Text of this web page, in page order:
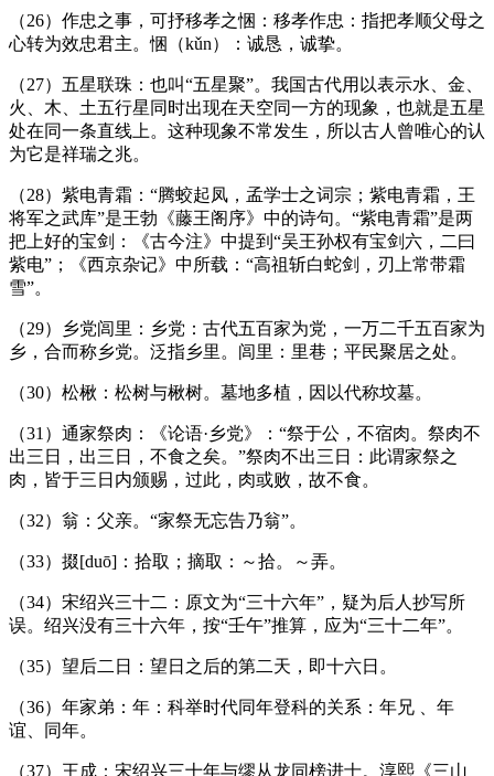
（26）作忠之事，可抒移孝之悃：移孝作忠：指把孝顺父母之
心转为效忠君主。悃（kǔn）：诚恳，诚挚。
（27）五星联珠：也叫“五星聚”。我国古代用以表示水、金、
火、木、土五行星同时出现在天空同一方的现象，也就是五星
处在同一条直线上。这种现象不常发生，所以古人曾唯心的认
为它是祥瑞之兆。
（28）紫电青霜：“腾蛟起凤，孟学士之词宗；紫电青霜，王
将军之武库”是王勃《藤王阁序》中的诗句。“紫电青霜”是两
把上好的宝剑：《古今注》中提到“吴王孙权有宝剑六，二曰
紫电”；《西京杂记》中所载：“高祖斩白蛇剑，刃上常带霜
雪”。
（29）乡党闾里：乡党：古代五百家为党，一万二千五百家为
乡，合而称乡党。泛指乡里。闾里：里巷；平民聚居之处。
（30）松楸：松树与楸树。墓地多植，因以代称坟墓。
（31 ）通家祭肉：《论语·乡党》：“祭于公，不宿肉。祭肉不
出三日，出三日，不食之矣。”祭肉不出三日：此谓家祭之
肉，皆于三日内颁赐，过此，肉或败，故不食。
（32）翁：父亲。“家祭无忘告乃翁”。
（33）掇[duō] ：拾取；摘取：～拾。～弄。
（34）宋绍兴三十二：原文为“三十六年”，疑为后人抄写所
误。绍兴没有三十六年，按“壬午”推算，应为“三十二年”。
（35）望后二日：望日之后的第二天，即十六日。
（36）年家弟：年：科举时代同年登科的关系：年兄
、年
谊、同年。
（37）王成：宋绍兴三十年与缪从龙同榜进士。淳熙《三山